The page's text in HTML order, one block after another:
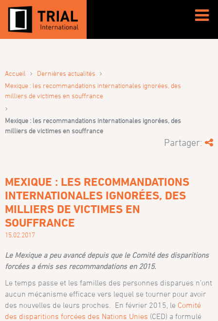
Accueil › Dernières actualités ›
Mexique : les recommandations internationales ignorées, des
milliers de victimes en souffrance
›
Mexique : les recommandations internationales ignorées, des
milliers de victimes en souffrance
Partager:
MEXIQUE : LES RECOMMANDATIONS
INTERNATIONALES IGNORÉES, DES
MILLIERS DE VICTIMES EN
SOUFFRANCE
15.02.2017
Le Mexique a peu avancé depuis que le Comité des disparitions
forcées a émis ses recommandations en 2015.
Le temps passe et les familles des personnes disparues n’ont
aucun mécanisme efficace vers lequel se tourner pour avoir
des nouvelles de leurs proches. En février 2015, le Comité
des disparitions forcées des Nations Unies (CED) a formulé